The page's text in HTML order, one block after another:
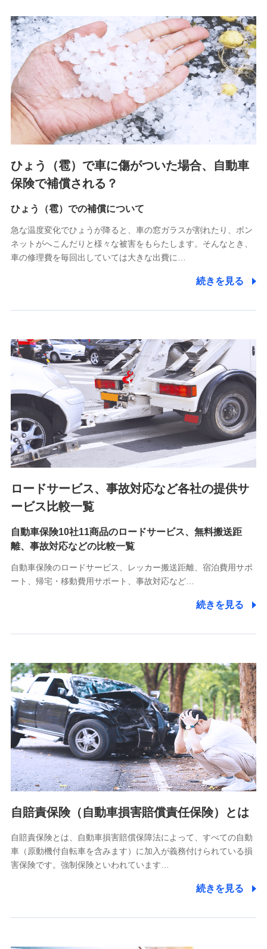
た維持管理等の委託業務遂行のため、またそれらに付帯、関
連する当社および提携会社のサービスを案内、提供するため
（なお、当社は複数の保険会社と取引があり、取得した個人
情報を取引のある他の保険会社の商品・サービスをご提案す
るために利用させていただくことがあります。）
上記に係る連絡・手続き・管理等付帯業務を行うため
3.セミナー募集サイトから取得した個人情報
各種セミナーの案内、開催のため
上記に係る連絡・手続き・管理等付帯業務を行うため
4.家族・友達紹介にて取得した個人情報
被紹介者への連絡、及び当社と取引のあるもしくは委託を受
けている保険会社・提携会社の保険その他に関する情報を提
供し、金融商品等の契約を勧奨するため
アンケートやキャンペーン等の実施のため
上記に係る連絡・手続き・管理等付帯業務を行うため
5.通話録音にて取得する情報
7.社員（従業者）の個人情報
人事･勤怠･健康・労務等の管理、給与支給、福利厚生・採用
退職関連処理等の各種手続きのため、当社と従業員または従
業員同士の連絡のため
8.取引先個人情報
取引先としての選定業務、営業情報の提供業務、契約締結手
続き業務、取引管理業務、およびこれらに準ずる業務の遂行
のため
9.お問い合わせ情報
各種お問い合わせに対応するため
10.受託業務の 個人情報
受託業務の遂行およびこれらに準ずる業務の遂行のため
11.マイカー通勤管理クラウド並びに法人向けASPサー
をお送りするため
分析するため
当社の対応品質向上やお問い合わせ内容の正確な把握のため
個人情報保護管理者の職名、連絡先
株式会社ドコモ・インシュアランス 営業部長
〒103-0013 東京都中央区日本橋人形町2-14-10 アーバン
ネット日本橋ビル 3F
株式会社ドコモ・インシュアランス
個人情報の第三者提供について
除き、第三者に提供いたしません。
業務の委託
当社は利用目的の達成に必要な範囲内において個人情報の取
ひょう（雹）で車に傷がついた場合、自動車
保険で補償される？
ひょう（雹）での補償について
急な温度変化でひょうが降ると、車の窓ガラスが割れたり、ボン
ネットがへこんだりと様々な被害をもらたします。そんなとき、
車の修理費を毎回出していては大きな出費に…
続きを見る
ロードサービス、事故対応など各社の提供サ
ービス比較一覧
自動車保険10社11商品のロードサービス、無料搬送距
離、事故対応などの比較一覧
自動車保険のロードサービス、レッカー搬送距離、宿泊費用サポ
ート、帰宅・移動費用サポート、事故対応など…
続きを見る
自賠責保険（自動車損害賠償責任保険）とは
自賠責保険とは、自動車損害賠償保障法によって、すべての自動
車（原動機付自転車を含みます）に加入が義務付けられている損
害保険です。強制保険といわれています…
続きを見る